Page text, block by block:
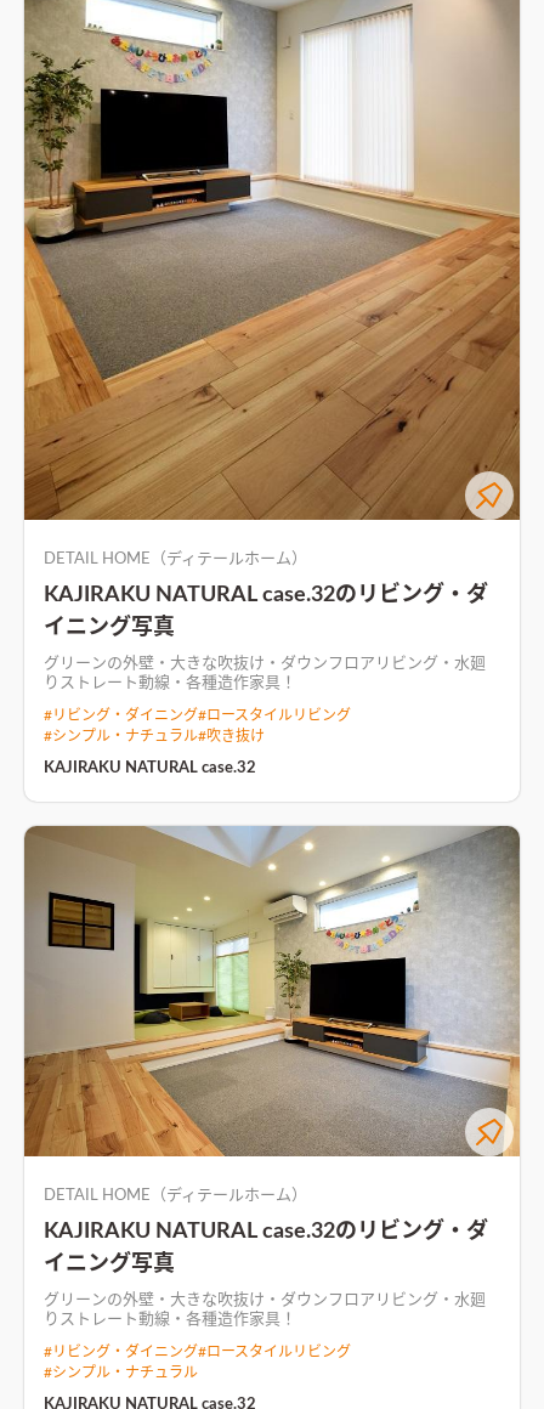
DETAIL HOME（ディテールホーム）
KAJIRAKU NATURAL case.32のリビング・ダ
イニング写真
グリーンの外壁・大きな吹抜け・ダウンフロアリビング・水廻
りストレート動線・各種造作家具！
#リビング・ダイニング#ロースタイルリビング
#シンプル・ナチュラル#吹き抜け
KAJIRAKU NATURAL case.32
DETAIL HOME（ディテールホーム）
KAJIRAKU NATURAL case.32のリビング・ダ
イニング写真
グリーンの外壁・大きな吹抜け・ダウンフロアリビング・水廻
りストレート動線・各種造作家具！
#リビング・ダイニング#ロースタイルリビング
#シンプル・ナチュラル
KAJIRAKU NATURAL case.32